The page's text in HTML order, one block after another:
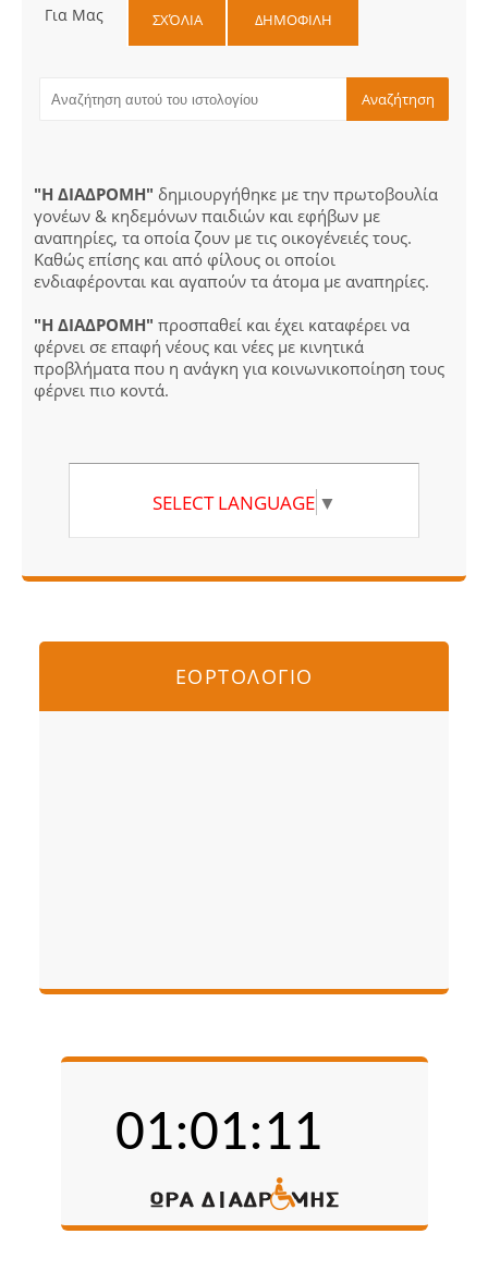
Για Μας ΣΧΌΛΙΑ ΔΗΜΟΦΙΛΗ
"Η ΔΙΑΔΡΟΜΗ" δημιουργήθηκε με την πρωτοβουλία
γονέων & κηδεμόνων παιδιών και εφήβων με
αναπηρίες, τα οποία ζουν με τις οικογένειές τους.
Καθώς επίσης και από φίλους οι οποίοι
ενδιαφέρονται και αγαπούν τα άτομα με αναπηρίες.
"Η ΔΙΑΔΡΟΜΗ" προσπαθεί και έχει καταφέρει να
φέρνει σε επαφή νέους και νέες με κινητικά
προβλήματα που η ανάγκη για κοινωνικοποίηση τους
φέρνει πιο κοντά.
SELECT LANGUAGE ▼
ΕΟΡΤΟΛΟΓΙΟ